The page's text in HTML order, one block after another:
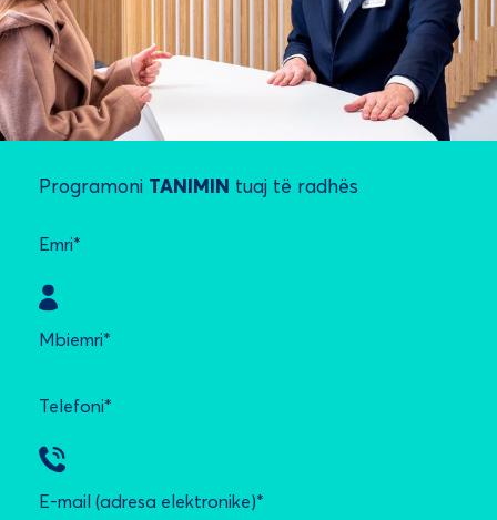
Programoni TANIMIN tuaj të radhës
Emri*
Mbiemri*
Telefoni*
E-mail (adresa elektronike)*